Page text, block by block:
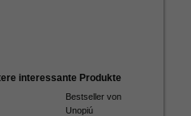
interessante Produkte
Bestseller von
Unopiú